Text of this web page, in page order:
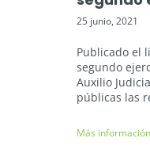
25 junio, 2021
Publicado el
segundo
Auxilio
públicas las
Más información